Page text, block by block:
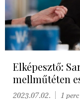
Elképesztő:
mellműtéten
2023.07.02. 1